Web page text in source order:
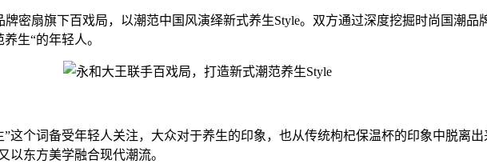
扇旗下百戏局，以潮范中国风演绎新式养生Style。双方通过深度挖掘时尚国潮品
生“的年轻人。
个词备受年轻人关注，大众对于养生的印象，也从传统枸杞保温杯的印象中脱离
以东方美学融合现代潮流。